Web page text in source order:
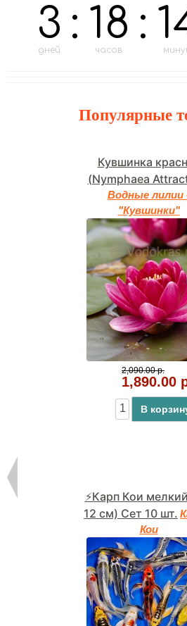
3
дней
: 18
часов
:
Популярные
Кувшинка
(Nymphaea
Водные лилии
"Кувшинки"
2,090.00 р.
1,890.00
В
⚡Карп Кои
12 см) Сет 10 шт.
Кои